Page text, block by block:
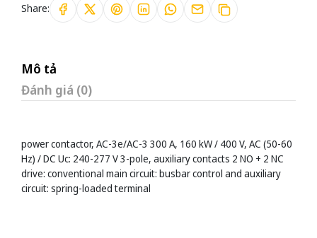
Share:
Mô tả
Đánh giá (0)
power contactor, AC-3e/AC-3 300 A, 160 kW / 400 V, AC (50-60
Hz) / DC Uc: 240-277 V 3-pole, auxiliary contacts 2 NO + 2 NC
drive: conventional main circuit: busbar control and auxiliary
circuit: spring-loaded terminal